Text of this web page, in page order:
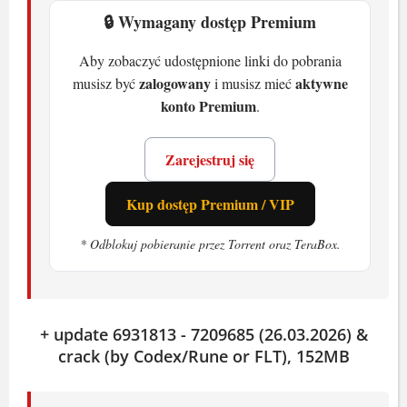
Zalecane
System:Windows 10 64-bit
Intel i7 8700K / AMD r5
Karta graficzna:Nvidia 2060 Super /
RX 5700 XT (8 GB VRAM)
Miejsce na dysku:150 GB
Co to jest Baldurs Gate 3
To taktyczne RPG osadzone w uniwersum
Dungeons & Dragons. Tworzysz postać
🔒 Wymagany dostęp Premium
Aby zobaczyć udostępnione linki do pobrania
musisz byćzalogowanyi musisz miećaktywne
konto Premium.
Zarejestruj się
Kup dostęp Premium / VIP
* Odblokuj pobieranie przez Torrent oraz TeraBox.
+ update 6931813 - 7209685 (26.03.2026) &
crack (by Codex/Rune or FLT), 152MB